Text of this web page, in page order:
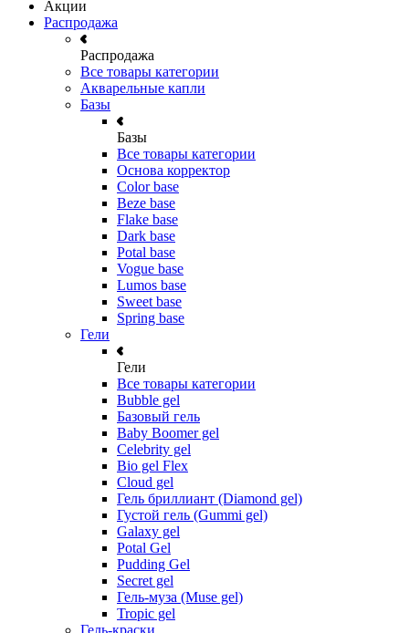
Акции
Распродажа
Распродажа
Все товары категории
Акварельные капли
Базы
Базы
Все товары категории
Основа корректор
Color base
Beze base
Flake base
Dark base
Potal base
Vogue base
Lumos base
Sweet base
Spring base
Гели
Гели
Все товары категории
Bubble gel
Базовый гель
Baby Boomer gel
Celebrity gel
Bio gel Flex
Cloud gel
Гель бриллиант (Diamond gel)
Густой гель (Gummi gel)
Galaxy gel
Potal Gel
Pudding Gel
Secret gel
Гель-муза (Muse gel)
Tropic gel
Гель-краски